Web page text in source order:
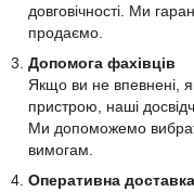
довговічності. Ми
продаємо.
Допомога фахівців
Якщо ви не впевнені,
пристрою, наші
Ми допоможемо
вимогам.
Оперативна доставка